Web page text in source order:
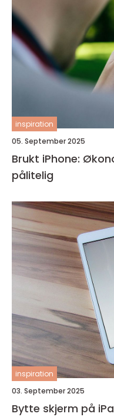
inspiration
05. September 2025
Brukt iPhone:
pålitelig
inspiration
03. September 2025
Bytte skjerm på